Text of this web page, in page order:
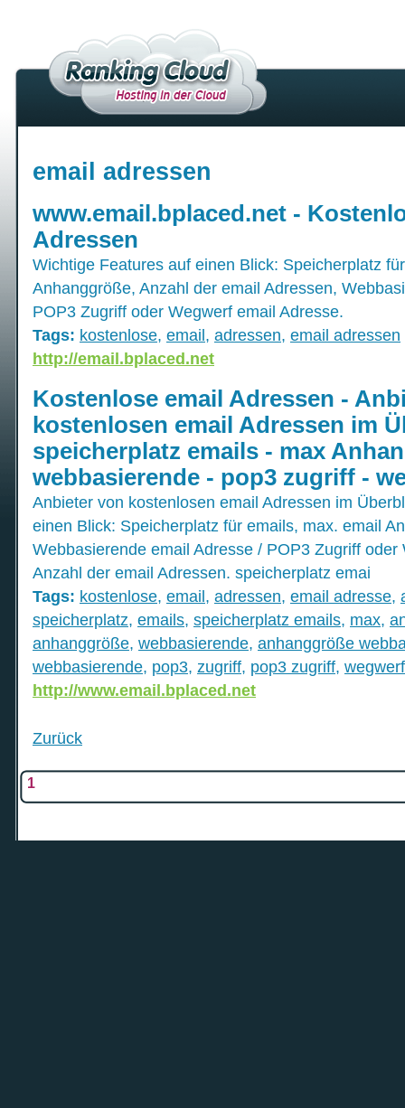
email adressen
www.email.bplaced.net -
Adressen
Wichtige Features auf einen Blick: Speicherplatz
Anhanggröße, Anzahl der email Adressen,
POP3 Zugriff oder Wegwerf email Adresse.
Tags: kostenlose, email, adressen, email adressen
http://email.bplaced.net
Kostenlose email Adressen -
kostenlosen email Adressen im
speicherplatz emails - max
webbasierende - pop3 zugriff -
Anbieter von kostenlosen email Adressen im
einen Blick: Speicherplatz für emails, max. email
Webbasierende email Adresse / POP3 Zugriff oder
Anzahl der email Adressen. speicherplatz emai
Tags: kostenlose, email, adressen, email adresse,
speicherplatz, emails, speicherplatz emails, max,
anhanggröße, webbasierende, anhanggröße
webbasierende, pop3, zugriff, pop3 zugriff, wegwerf
http://www.email.bplaced.net
Zurück
1